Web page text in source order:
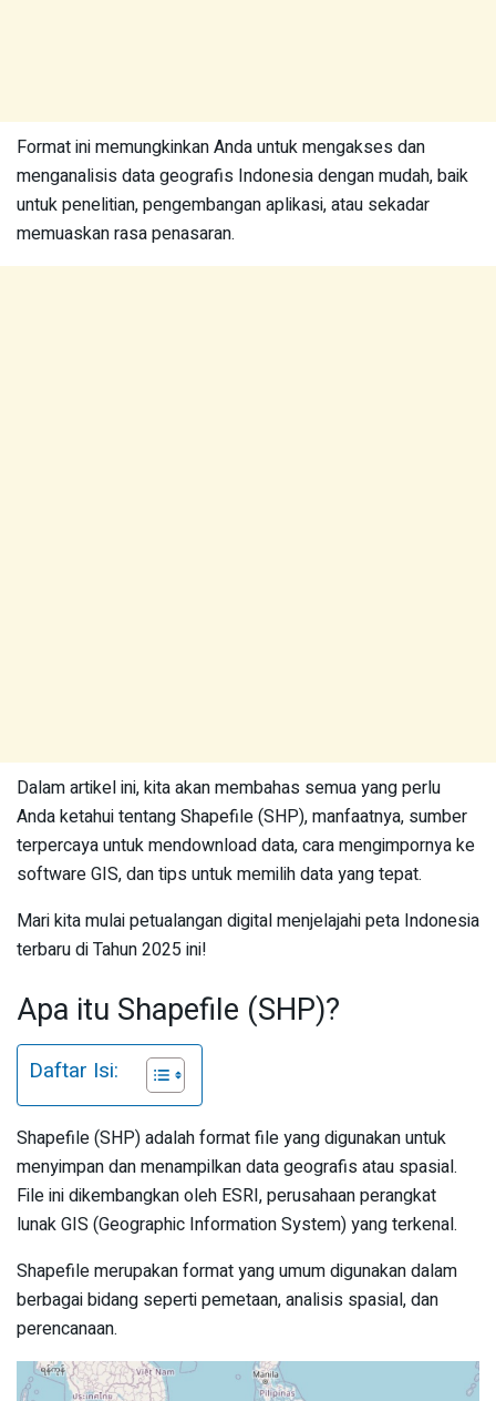
Format ini memungkinkan Anda untuk mengakses dan
menganalisis data geografis Indonesia dengan mudah, baik
untuk penelitian, pengembangan aplikasi, atau sekadar
memuaskan rasa penasaran.
Dalam artikel ini, kita akan membahas semua yang perlu
Anda ketahui tentang Shapefile (SHP), manfaatnya, sumber
terpercaya untuk mendownload data, cara mengimpornya ke
software GIS, dan tips untuk memilih data yang tepat.
Mari kita mulai petualangan digital menjelajahi peta Indonesia
terbaru di Tahun 2025 ini!
Apa itu Shapefile (SHP)?
Daftar Isi:
Shapefile (SHP) adalah format file yang digunakan untuk
menyimpan dan menampilkan data geografis atau spasial.
File ini dikembangkan oleh ESRI, perusahaan perangkat
lunak GIS (Geographic Information System) yang terkenal.
Shapefile merupakan format yang umum digunakan dalam
berbagai bidang seperti pemetaan, analisis spasial, dan
perencanaan.